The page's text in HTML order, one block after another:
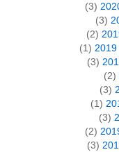
(3)
(3)
(2)
(1)
(3)
(2)
(3)
(1)
(3)
(2)
(3)